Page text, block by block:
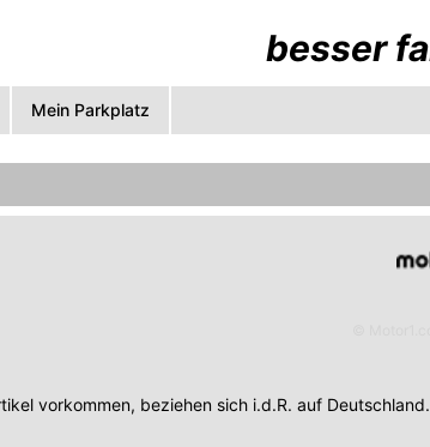
besser
Mein Parkplatz
vorkommen, beziehen sich i.d.R. auf Deutschland.